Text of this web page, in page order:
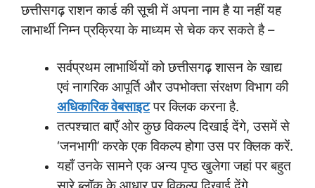
छत्तीसगढ़ राशन कार्ड की सूची में अपना नाम है या नहीं यह
लाभार्थी निम्न प्रक्रिया के माध्यम से चेक कर सकते है –
सर्वप्रथम लाभार्थियों को छत्तीसगढ़ शासन के खाद्य
एवं नागरिक आपूर्ति और उपभोक्ता संरक्षण विभाग की
अधिकारिक वेबसाइटपर क्लिक करना है.
तत्पश्चात बाएँ ओर कुछ विकल्प दिखाई देंगे, उसमें से
‘जनभागी’ करके एक विकल्प होगा उस पर क्लिक करें.
यहाँ उनके सामने एक अन्य पृष्ठ खुलेगा जहां पर बहुत